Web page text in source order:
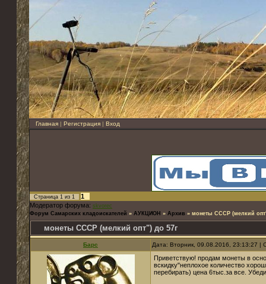
Главная | Регистрация | Вход
Страница 1 из 1
1
Модератор форума: skvorec
Форум Самарских кладоискателей » АУКЦИОН » Архив » монеты СССР (мелкий
монеты СССР (мелкий опт") до 57г
Барс Дата: Вторник, 09.08.2016, 23:13:27
Приветствую! продам монеты в
вскидку"неплохое количество
перебирать) цена 6тыс.за все.